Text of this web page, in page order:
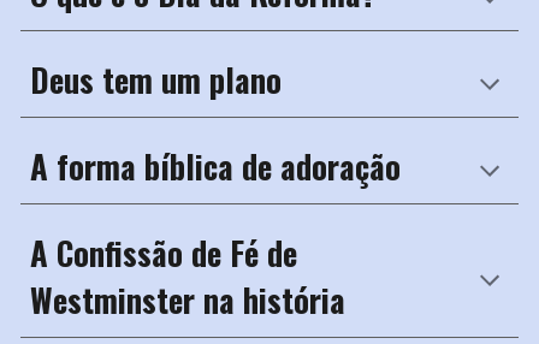
Deus tem um plano
A forma bíblica de adoração
A Confissão de Fé de
Westminster na história